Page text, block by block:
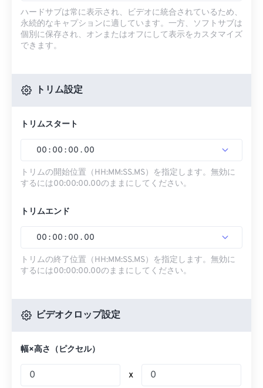
ハードサブは常に表示され、ビデオに統合されているため、
永続的なキャプションに適しています。一方、ソフトサブは
個別に保存され、オンまたはオフにして表示をカスタマイズ
できます。
トリム設定
トリムスタート
00 : 00 : 00 . 00
トリムの開始位置（HH:MM:SS.MS）を指定します。無効に
するには00:00:00.00のままにしてください。
トリムエンド
00 : 00 : 00 . 00
トリムの終了位置（HH:MM:SS.MS）を指定します。無効に
するには00:00:00.00のままにしてください。
ビデオクロップ設定
幅×高さ（ピクセル）
x